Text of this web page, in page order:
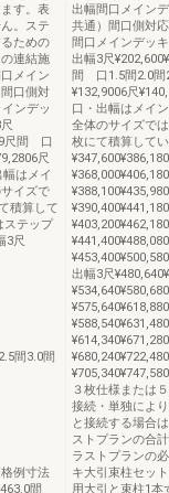
す。表
。ステ
ための
連結施
メイン
口側対
ンデッ
9尺間 口
尺
はメイ
イズで
積算して
ステップ
3尺
間3.0間
例寸法
間
出幅間口メイン
共通）間口側対
間口メインデッ
出幅3尺
間 口1.5間2.0間
¥132,9006尺
口・出幅はメイ
全体のサイズで
枚にて積算して
出幅3尺
３枚仕様または
接続・単独によ
と接続する場合
ストプランの合
ラストプランの
キ大引束柱セッ
用大引と束柱1本